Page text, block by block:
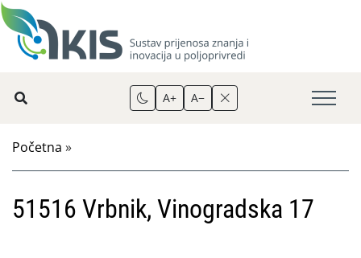
A+ A−
Početna »
51516 Vrbnik, Vinogradska 17